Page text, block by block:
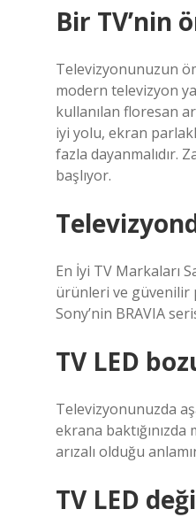
Bir TV’nin
Televizyonunuzun
modern televizyon
kullanılan floresan
iyi yolu, ekran
fazla dayanmalıdır.
başlıyor.
En İyi TV Markaları
ürünleri ve güvenilir
Sony’nin BRAVIA
TV LED
Televizyonunuzda
ekrana
arızalı olduğu
TV LED